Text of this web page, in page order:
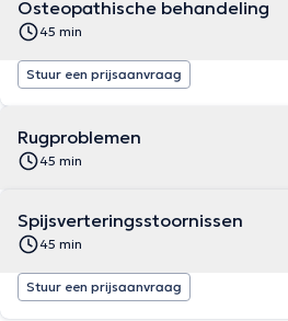
Osteopathische behandeling
45 min
Stuur een prijsaanvraag
Rugproblemen
45 min
Spijsverteringsstoornissen
45 min
Stuur een prijsaanvraag